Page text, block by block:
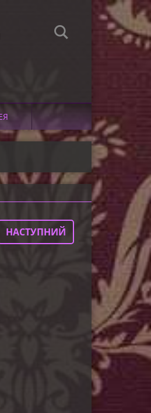
НАСТУПНИЙ